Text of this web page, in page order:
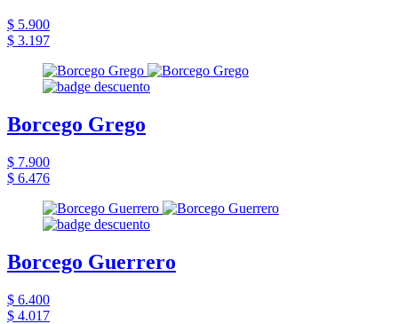
$ 5.900
$ 3.197
Borcego Grego
$ 7.900
$ 6.476
Borcego Guerrero
$ 6.400
$ 4.017